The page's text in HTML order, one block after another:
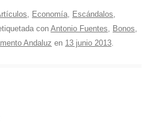
, Economía, Escándalos,
conAntonio Fuentes, Bonos,
Andaluz en 13 junio 2013.